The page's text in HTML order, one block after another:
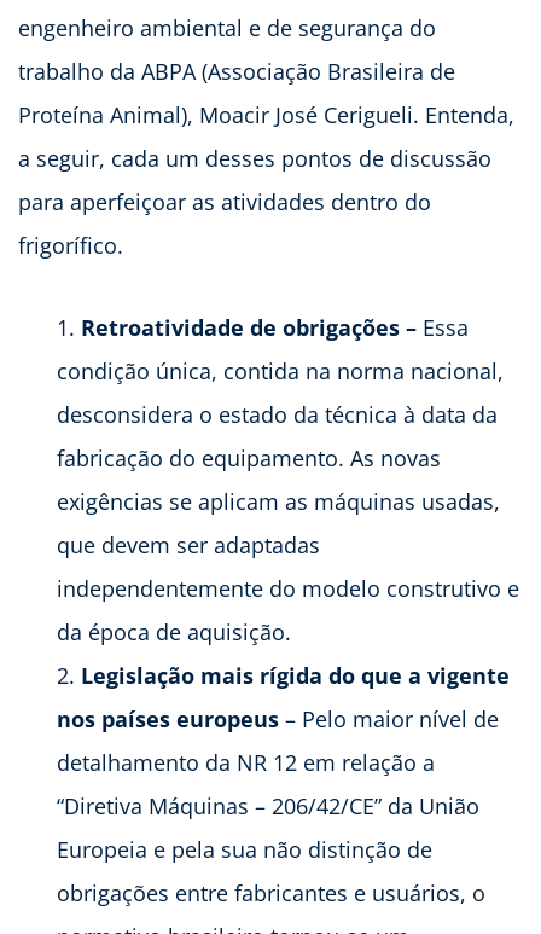
engenheiro ambiental e de segurança do
trabalho da ABPA (Associação Brasileira de
Proteína Animal), Moacir José Cerigueli. Entenda,
a seguir, cada um desses pontos de discussão
para aperfeiçoar as atividades dentro do
frigorífico.
Retroatividade de obrigações – Essa
condição única, contida na norma nacional,
desconsidera o estado da técnica à data da
fabricação do equipamento. As novas
exigências se aplicam as máquinas usadas,
que devem ser adaptadas
independentemente do modelo construtivo e
da época de aquisição.
Legislação mais rígida do que a vigente
nos países europeus – Pelo maior nível de
detalhamento da NR 12 em relação a
“Diretiva Máquinas – 206/42/CE” da União
Europeia e pela sua não distinção de
obrigações entre fabricantes e usuários, o